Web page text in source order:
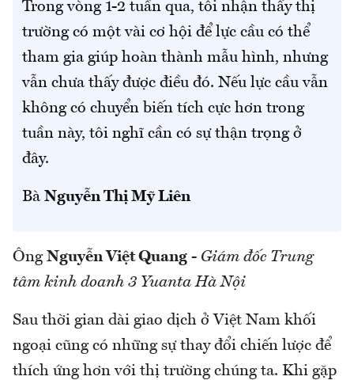
Trong vòng 1-2 tuần qua, tôi nhận thấy thị
trường có một vài cơ hội để lực cầu có thể
tham gia giúp hoàn thành mẫu hình, nhưng
vẫn chưa thấy được điều đó. Nếu lực cầu vẫn
không có chuyển biến tích cực hơn trong
tuần này, tôi nghĩ cần có sự thận trọng ở
đây.
Bà Nguyễn Thị Mỹ Liên
Ông Nguyễn Việt Quang - Giám đốc Trung
tâm kinh doanh 3 Yuanta Hà Nội
Sau thời gian dài giao dịch ở Việt Nam khối
ngoại cũng có những sự thay đổi chiến lược để
thích ứng hơn với thị trường chúng ta. Khi gặp